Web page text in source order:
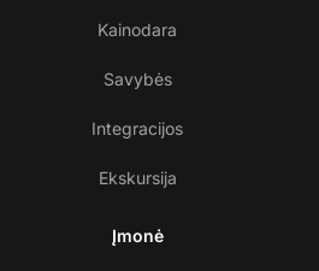
Kainodara
Savybės
Integracijos
Ekskursija
Įmonė